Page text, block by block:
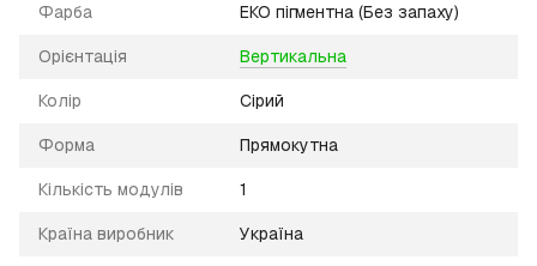
Фарба ЕКО пігментна (Без запаху)
Орієнтація Вертикальна
Колір Сірий
Форма Прямокутна
Кількість модулів 1
Країна виробник Україна